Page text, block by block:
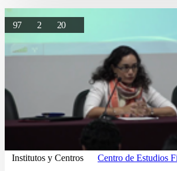
97 2 20
Institutos y Centros Centro de Estudios